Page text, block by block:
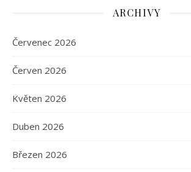
ARCHIVY
Červenec 2026
Červen 2026
Květen 2026
Duben 2026
Březen 2026